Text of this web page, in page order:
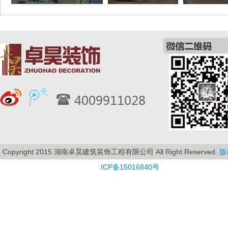
Copyright 2015 湖南卓昊建筑装饰工程有限公司 All Right Reserved.
ICP备15016840号